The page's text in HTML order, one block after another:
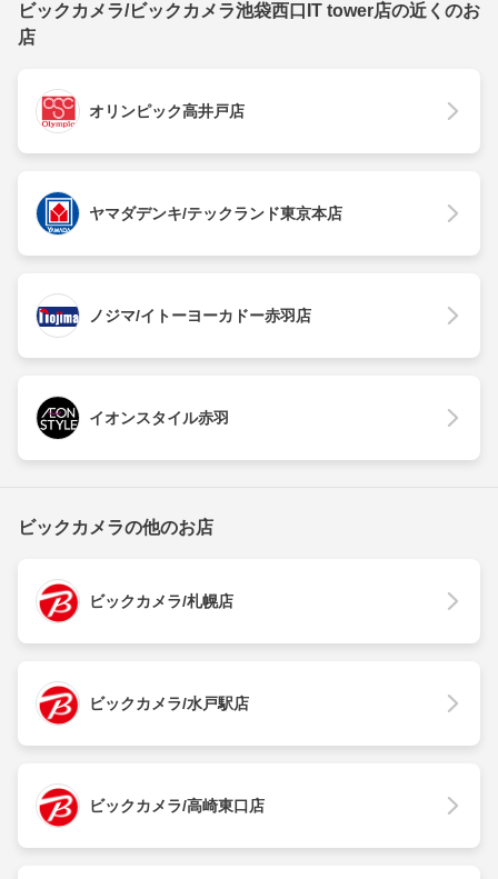
ビックカメラ/ビックカメラ池袋西口IT tower店の近くのお
店
オリンピック高井戸店
ヤマダデンキ/テックランド東京本店
ノジマ/イトーヨーカドー赤羽店
イオンスタイル赤羽
ビックカメラの他のお店
ビックカメラ/札幌店
ビックカメラ/水戸駅店
ビックカメラ/高崎東口店